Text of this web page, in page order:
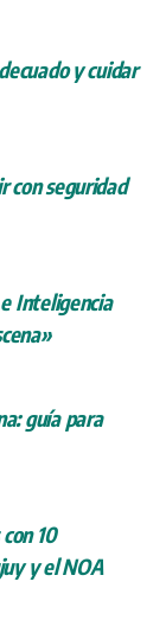
y cuidar
con seguridad
Inteligencia
guía para
10
y el NOA